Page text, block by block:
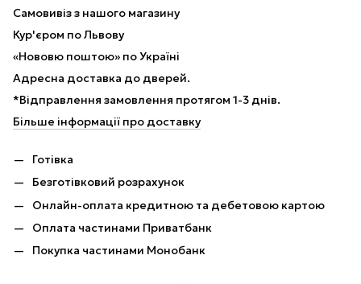
Самовивіз з нашого магазину
Кур'єром по Львову
«Нововю поштою» по Україні
Адресна доставка до дверей.
*Відправлення замовлення протягом 1-3 днів.
Більше інформації про доставку
Готівка
Безготівковий розрахунок
Онлайн-оплата кредитною та дебетовою картою
Оплата частинами Приватбанк
Покупка частинами Монобанк